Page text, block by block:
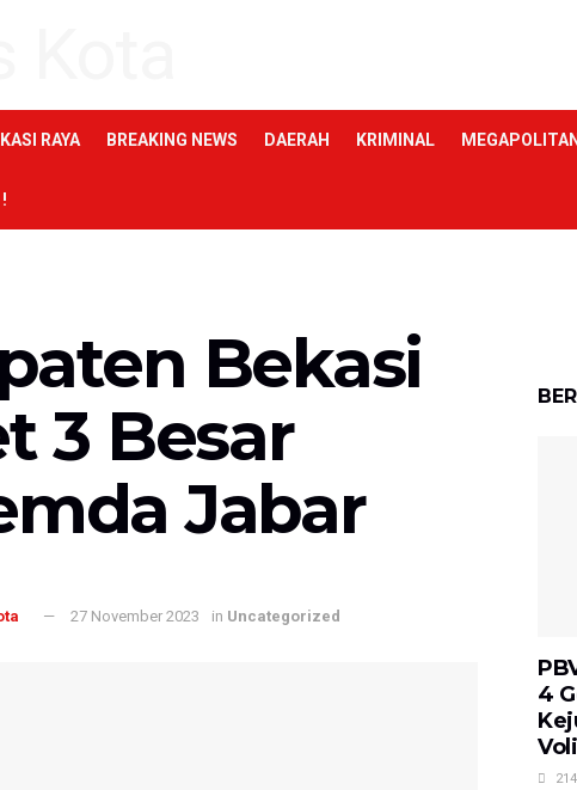
RAYA BREAKING NEWS DAERAH KRIMINAL MEGAPOLITAN
Bekasi
3 Besar
Jabar
27 November 2023 in Uncategorized
4